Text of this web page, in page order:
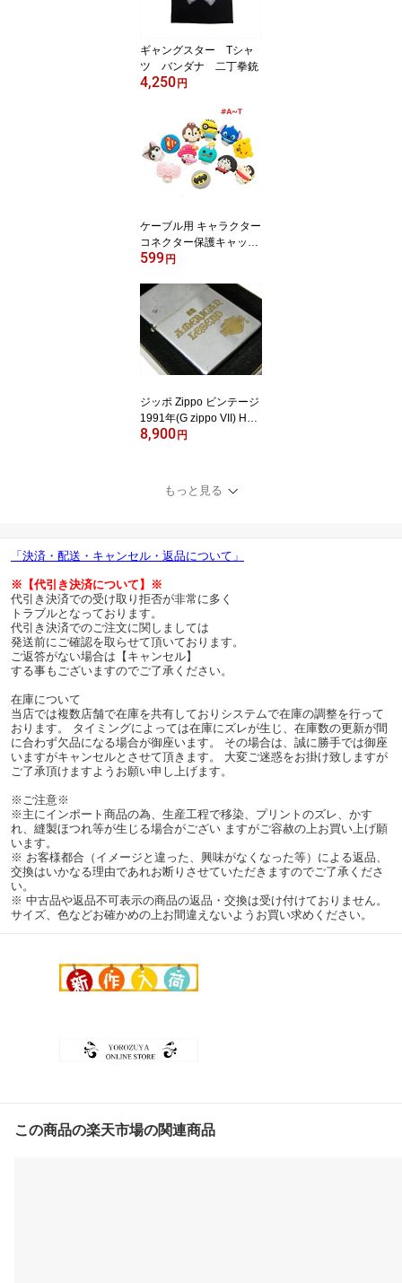
ギャングスター Tシャ
ツ バンダナ 二丁拳銃
4,250円
ケーブル用 キャラクター
コネクター保護キャップ
断線防止 コネクタ保護プ
ミニタイプA〜T番 ネコ
ポス送料無料
599円
ジッポ Zippo ビンテージ
1991年(G zippo VII) HAR
LEY-DAVIDSON ハーレ
8,900円
もっと見る
「決済・配送・キャンセル・返品について」
※【代引き決済について】※
代引き決済での受け取り拒否が非常に多く
トラブルとなっております。
代引き決済でのご注文に関しましては
発送前にご確認を取らせて頂いております。
ご返答がない場合は【キャンセル】
する事もございますのでご了承ください。
在庫について
当店では複数店舗で在庫を共有しておりシステムで在庫の調整を行って
おります。 タイミングによっては在庫にズレが生じ、在庫数の更新が間
に合わず欠品になる場合が御座います。 その場合は、誠に勝手では御座
いますがキャンセルとさせて頂きます。 大変ご迷惑をお掛け致しますが
ご了承頂けますようお願い申し上げます。
※ご注意※
※主にインポート商品の為、生産工程で移染、プリントのズレ、かす
れ、縫製ほつれ等が生じる場合がござい ますがご容赦の上お買い上げ願
います。
※ お客様都合（イメージと違った、興味がなくなった等）による返品、
交換はいかなる理由であれお断りさせていただきますのでご了承くださ
い。
※ 中古品や返品不可表示の商品の返品・交換は受け付けておりません。
サイズ、色などお確かめの上お間違えないようお買い求めください。
この商品の楽天市場の関連商品